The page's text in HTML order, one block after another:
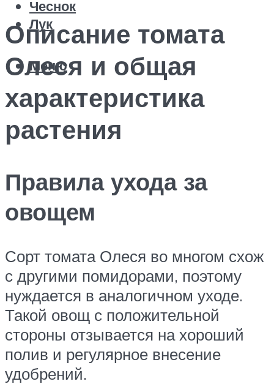
Чеснок
Лук
Меню
Описание томата
Олеся и общая
характеристика
растения
Правила ухода за
овощем
Сорт томата Олеся во многом схож
с другими помидорами, поэтому
нуждается в аналогичном уходе.
Такой овощ с положительной
стороны отзывается на хороший
полив и регулярное внесение
удобрений.